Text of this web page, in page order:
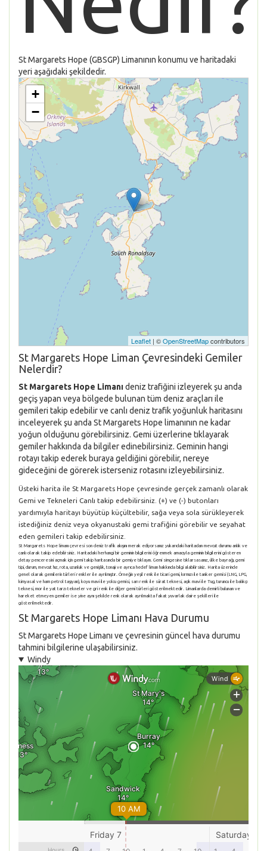
St Margarets Hope (GBSGP) Limanının konumu ve haritadaki
yeri aşağıdaki şekildedir.
+
−
Leaflet | ©OpenStreetMapcontributors
St Margarets Hope Liman Çevresindeki Gemiler
Nelerdir?
St Margarets Hope Limanıdeniz trafiğini izleyerek şu anda
geçiş yapan veya bölgede bulunan tüm deniz araçları ile
gemileri takip edebilir ve canlı deniz trafik yoğunluk haritasını
inceleyerek şu anda St Margarets Hope limanının ne kadar
yoğun olduğunu görebilirsiniz. Gemi üzerlerine tıklayarak
gemiler hakkında da bilgiler edinebilirsiniz. Geminin hangi
rotayı takip ederek buraya geldiğini görebilir, nereye
gideceğini de görerek isterseniz rotasını izleyebilirsiniz.
Üsteki harita ile St Margarets Hope çevresinde gerçek zamanlı olarak
Gemi ve Tekneleri Canlı takip edebilirsiniz. (+) ve (-) butonları
yardımıyla haritayı büyütüp küçültebilir, sağa veya sola sürükleyerek
istediğiniz deniz veya okyanustaki gemi trafiğini görebilir ve seyahat
eden gemileri takip edebilirsiniz.
St Margarets Hope limanı çevresi son deniz trafik akışını merak ediyorsanız yukarıdaki haritadan mevcut durumu anlık ve
canlı olarak takip edebilirsiniz. Haritadaki herhangi bir geminin bilgilerini öğrenmek amacıyla geminin bilgilerini gösteren
detay penceresini açmak için gemi takip haritasında bir gemiye tıklayın. Gemi simgesine tıklarsasanız, ülke bayrağı, gemi
tipi, durum, mevcut hız, rota, uzunluk ve genişlik, tonajı ve ayrıca hedef liman hakkında bilgi alabilirsiniz. Harita üzerinde
genel olarak gemilerin türleri renkler ile ayrılmıştır. Örneğin yeşil renk ile ticari gemi, kırmızı ile tanker gemisi (LNG, LPG,
kimyasal ve ham petrol taşıyan), koyu mavi ile yolcu gemisi, sarı renk ile sürat teknesi, açık mavi ile Tug, turuncu ile balıkçı
teknesi, mor ile yat tarzı tekneler ve gri renk ile diğer gemi türleri gösterilmektedir. Limanlarda demirli bulunan ve
hareket etmeyen gemiler ise yine aynı şekilde renk olarak ayrılmakta fakat yuvarlak daire şekilleri ile
gösterilmektedir.
St Margarets Hope Limanı Hava Durumu
St Margarets Hope Limanı ve çevresinin güncel hava durumu
tahmini bilgilerine ulaşabilirsiniz.
Windy